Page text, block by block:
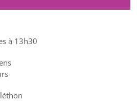
à 13h30